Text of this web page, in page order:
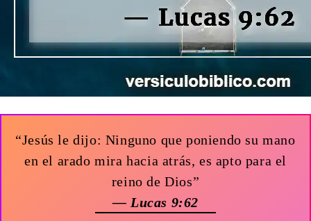
“Jesús le dijo: Ninguno que poniendo su mano
en el arado mira hacia atrás, es apto para el
reino de Dios”
— Lucas 9:62